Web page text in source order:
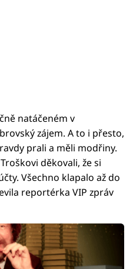
natáčeném v
zájem. A to i přesto,
prali a měli modřiny.
děkovali, že si
Všechno klapalo až do
reportérka VIP zpráv